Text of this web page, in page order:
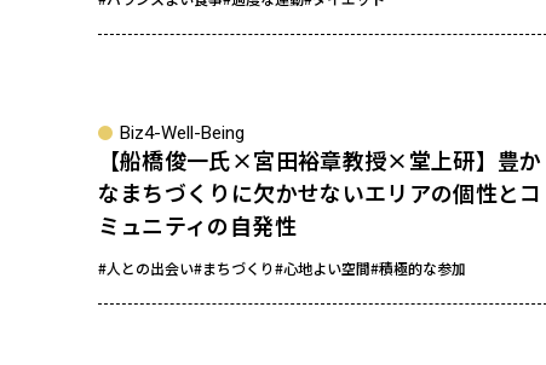
Biz4-Well-Being
【船橋俊一氏×宮田裕章教授×堂上研】豊か
なまちづくりに欠かせないエリアの個性とコ
ミュニティの自発性
#人との出会い#まちづくり#心地よい空間#積極的な参加